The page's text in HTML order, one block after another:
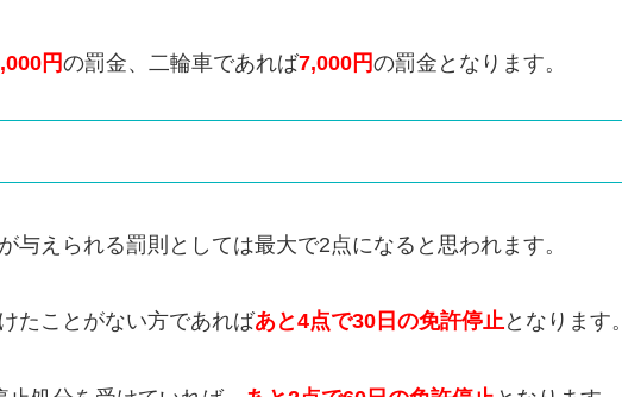
円の罰金、二輪車であれば7,000円の罰金となります。
与えられる罰則としては最大で2点になると思われます。
たことがない方であればあと4点で30日の免許停止となります。